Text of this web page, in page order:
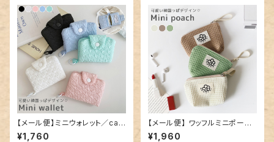
【メール便】ミニウォレット／car
d143
¥1,760
【メール便】 ワッフルミニポーチ
／card145
¥1,960